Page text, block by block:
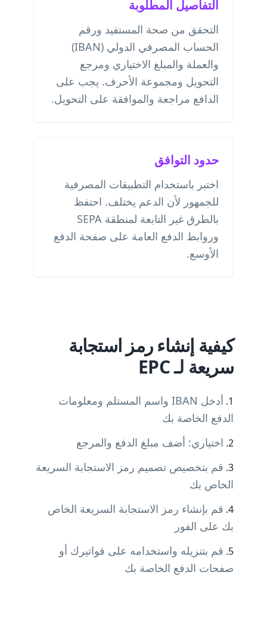
التفاصيل المطلوبة
التحقق من صحة المستفيد ورقم
الحساب المصرفي الدولي (IBAN)
والعملة والمبلغ الاختياري ومرجع
التحويل ومجموعة الأحرف. يجب على
الدافع مراجعة والموافقة على التحويل.
حدود التوافق
اختبر باستخدام التطبيقات المصرفية
للجمهور لأن الدعم يختلف. احتفظ
بالطرق غير التابعة لمنطقة SEPA
وروابط الدفع العامة على صفحة الدفع
الأوسع.
كيفية إنشاء رمز استجابة
سريعة لـ EPC
أدخل IBAN واسم المستلم ومعلومات
الدفع الخاصة بك
اختياري: أضف مبلغ الدفع والمرجع
قم بتخصيص تصميم رمز الاستجابة السريعة
الخاص بك
قم بإنشاء رمز الاستجابة السريعة الخاص
بك على الفور
قم بتنزيله واستخدامه على فواتيرك أو
صفحات الدفع الخاصة بك